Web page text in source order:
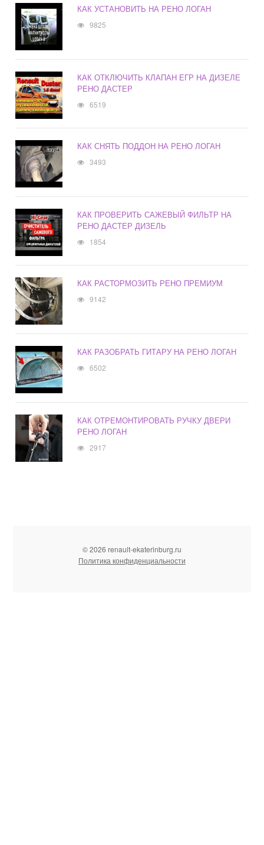
КАК УСТАНОВИТЬ НА РЕНО ЛОГАН
9825
КАК ОТКЛЮЧИТЬ КЛАПАН ЕГР НА ДИЗЕЛЕ
РЕНО ДАСТЕР
6519
КАК СНЯТЬ ПОДДОН НА РЕНО ЛОГАН
3493
КАК ПРОВЕРИТЬ САЖЕВЫЙ ФИЛЬТР НА
РЕНО ДАСТЕР ДИЗЕЛЬ
1854
КАК РАСТОРМОЗИТЬ РЕНО ПРЕМИУМ
9142
КАК РАЗОБРАТЬ ГИТАРУ НА РЕНО ЛОГАН
6502
КАК ОТРЕМОНТИРОВАТЬ РУЧКУ ДВЕРИ
РЕНО ЛОГАН
2917
© 2026 renault-ekaterinburg.ru
Политика конфиденциальности